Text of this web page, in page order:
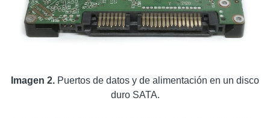
Imagen 2. Puertos de datos y de alimentación en un disco
duro SATA.